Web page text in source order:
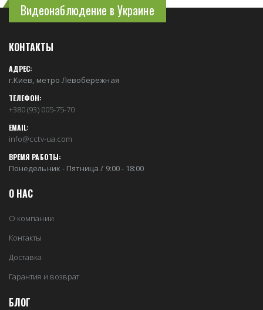
Видеонаблюдение в Украине
КОНТАКТЫ
АДРЕС:
г.Киев, метро Левобережная
ТЕЛЕФОН:
+380 (93) 005-75-70
EMAIL:
info@cctv-ua.com
ВРЕМЯ РАБОТЫ:
Понедельник - Пятница / 9:00 - 18:00
О НАС
О компании
Контакты
Доставка
Гарантия и возврат
БЛОГ